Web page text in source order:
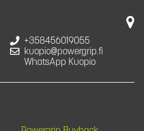
+358456019055
kuopio@powergrip.fi
WhatsApp Kuopio